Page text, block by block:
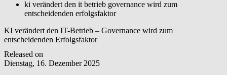
ki verändert den it betrieb governance wird zum
entscheidenden erfolgsfaktor
KI verändert den IT-Betrieb – Governance wird zum
entscheidenden Erfolgsfaktor
Released on
Dienstag, 16. Dezember 2025